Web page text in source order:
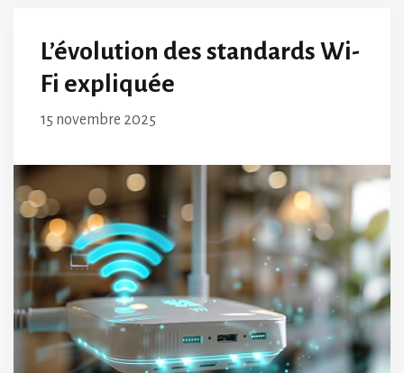
L’évolution des standards Wi-
Fi expliquée
15 novembre 2025